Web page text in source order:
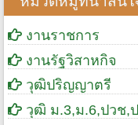
งานราชการ
งานรัฐวิสาหกิจ
วุฒิปริญญาตรี
วุฒิ ม.3,ม.6,ปวช,